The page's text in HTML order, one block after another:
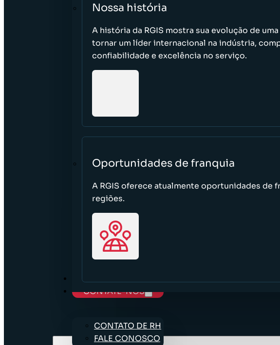
Nossa história
A história da RGIS mostra sua evolução de
tornar um líder internacional na indústria,
confiabilidade e excelência no serviço.
Oportunidades de franquia
A RGIS oferece atualmente oportunidades de
regiões.
CARREIRAS
CONTATE-NOS
CONTATO DE RH
FALE CONOSCO